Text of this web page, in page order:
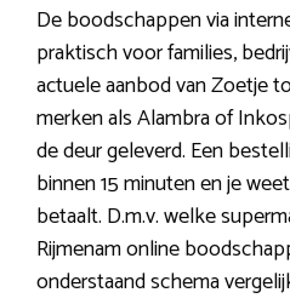
De boodschappen via
praktisch voor families,
actuele aanbod van Zoetje
merken als Alambra of
de deur geleverd. Een
binnen 15 minuten en je
betaalt. D.m.v. welke
Rijmenam online
onderstaand schema